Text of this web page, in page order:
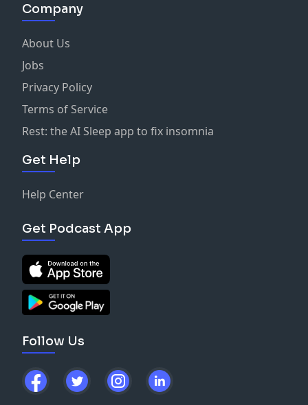
Company
About Us
Jobs
Privacy Policy
Terms of Service
Rest: the AI Sleep app to fix insomnia
Get Help
Help Center
Get Podcast App
Follow Us